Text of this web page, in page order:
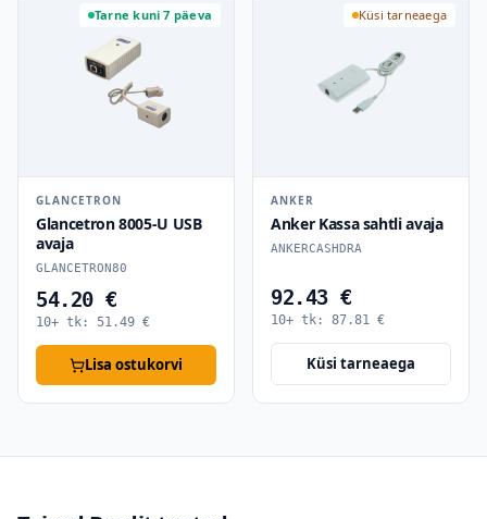
Tarne kuni 7 päeva
GLANCETRON
Glancetron 8005-U USB
avaja
GLANCETRON80
54.20 €
10+ tk: 51.49 €
Lisa ostukorvi
Küsi tarneaega
ANKER
Anker Kassa sahtli avaja
ANKERCASHDRA
92.43 €
10+ tk: 87.81 €
Küsi tarneaega